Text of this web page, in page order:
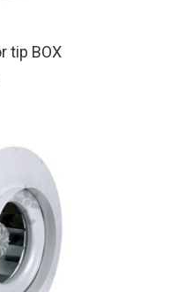
tip BOX